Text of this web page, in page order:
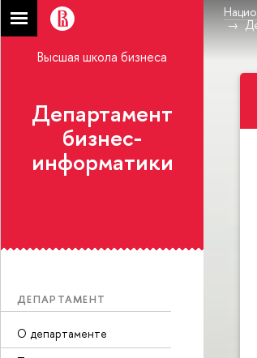
Высшая школа бизнеса
Департамент
бизнес-
информатики
ДЕПАРТАМЕНТ
О департаменте